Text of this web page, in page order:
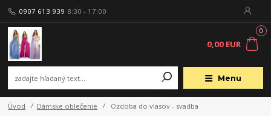
Menu
0907 613 939 8:30 - 17:00
0
0,00 EUR
Úvod Dámske oblečenie Ozdoba do vlasov - svadba